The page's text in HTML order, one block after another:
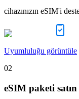
cihazınızın eSIM'i
Uyumluluğu görüntüle
02
eSIM paketi satın